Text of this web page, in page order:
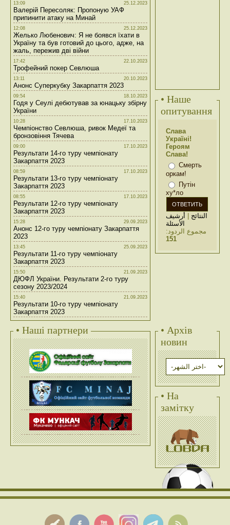
13:09 25.12.2023
Валерій Пересоляк: Пропоную УАФ
припинити атаку на Минай
12:08 25.12.2023
Желько Любенович: Я не боявся їхати в
Україну та був готовий до цього, адже, на
жаль, пережив дві війни
17:42 22.10.2023
Трофейний покер Севлюша
13:11 20.10.2023
Анонс Суперкубку Закарпаття 2023
09:54 18.10.2023
Годя у Сеулі дебютував за юнацьку збірну
України
10:28 17.10.2023
Чемпіонство Севлюша, ривок Медеї та
бронзовіння Тячева
09:00 17.10.2023
Результати 14-го туру чемпіонату
Закарпаття 2023
08:59 17.10.2023
Результати 13-го туру чемпіонату
Закарпаття 2023
08:55 17.10.2023
Результати 12-го туру чемпіонату
Закарпаття 2023
15:28 29.09.2023
Анонс 12-го туру чемпіонату Закарпаття
2023
13:45 25.09.2023
Результати 11-го туру чемпіонату
Закарпаття 2023
15:50 21.09.2023
ДЮФЛ України. Результати 2-го туру
сезону 2023/2024
15:40 21.09.2023
Результати 10-го туру чемпіонату
Закарпаття 2023
• Наше
опитування
Слава
Україні!
Героям
Слава!
Смерть
оркам!
Путін
ху*ло
النتائج | أرشيف
الأسئلة
مجموع الردود:
151
• Наші партнери
• Архів
новин
• На
замітку